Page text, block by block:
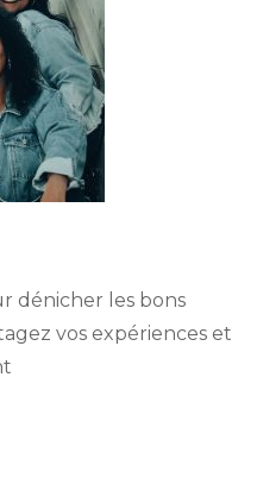
dénicher les bons
vos expériences et